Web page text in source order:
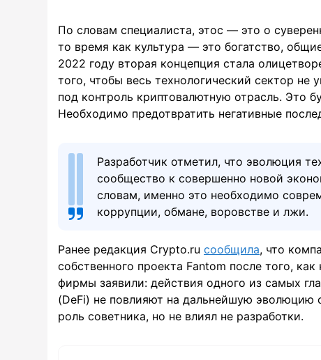
По словам специалиста, этос — это о
то время как культура — это богатство,
2022 году вторая концепция стала
того, чтобы весь технологический сектор
под контроль криптовалютную отрасль. Это
Необходимо предотвратить негативные
Разработчик отметил, что эволюция
сообщество к совершенно новой
словам, именно это необходимо
коррупции, обмане, воровстве и лжи.
Ранее редакция Crypto.ru сообщила, что
собственного проекта Fantom после того,
фирмы заявили: действия одного из самых
(DeFi) не повлияют на дальнейшую эволюцию
роль советника, но не влиял не разработки.